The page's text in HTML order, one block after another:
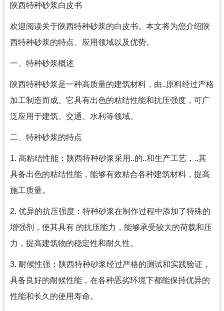
陕西特种砂浆白皮书
欢迎阅读关于陕西特种砂浆的白皮书。本文将为您介绍陕
西特种砂浆的特点、应用领域以及优势。
一、特种砂浆概述
陕西特种砂浆是一种高质量的建筑材料，由..原料经过严格
加工制造而成。它具有出色的粘结性能和抗压强度，可广
泛应用于建筑、交通、水利等领域。
二、特种砂浆的特点
1. 高粘结性能：陕西特种砂浆采用..的..和生产工艺，..其
具备出色的粘结性能，能够有效粘合各种建筑材料，提高
施工质量。
2. 优异的抗压强度：特种砂浆在制作过程中添加了特殊的
增强剂，使其具有 的抗压能力，能够承受较大的荷载和压
力，提高建筑物的稳定性和耐久性。
3. 耐候性强：陕西特种砂浆经过严格的测试和实践验证，
具备良好的耐候性能，在各种恶劣环境下都能保持优异的
性能和长久的使用寿命。